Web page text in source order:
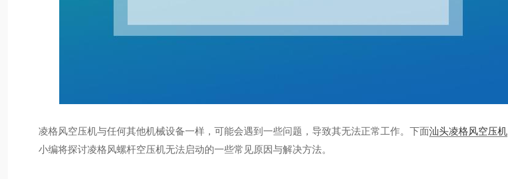
凌格风空压机与任何其他机械设备一样，可能会遇到一些问题，导致其无法正常工作。下面汕头凌格风空压机
小编将探讨凌格风螺杆空压机无法启动的一些常见原因与解决方法。